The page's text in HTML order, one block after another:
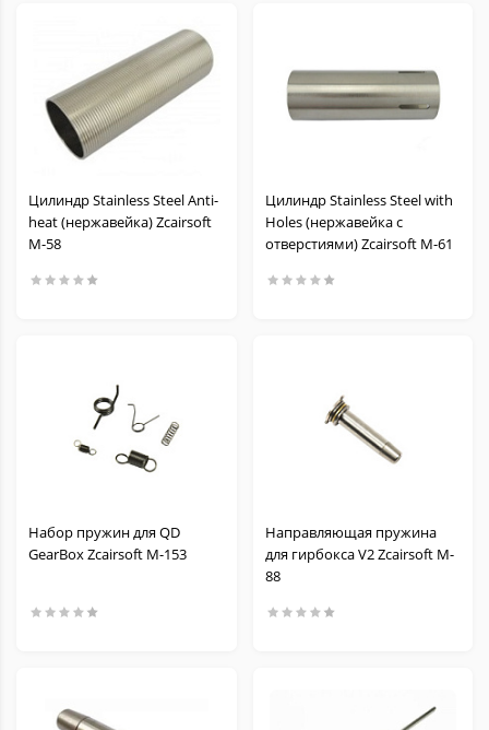
Цилиндр Stainless Steel Anti-
heat (нержавейка) Zcairsoft
M-58
Цилиндр Stainless Steel with
Holes (нержавейка с
отверстиями) Zcairsoft M-61
Набор пружин для QD
GearBox Zcairsoft M-153
Направляющая пружина
для гирбокса V2 Zcairsoft M-
88